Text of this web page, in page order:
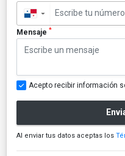
▼
Mensaje *
Acepto recibir información
Al enviar tus datos aceptas los